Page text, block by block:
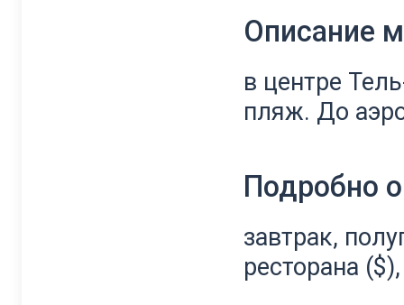
Описание
в центре
пляж. До
Подробно
завтрак,
ресторана